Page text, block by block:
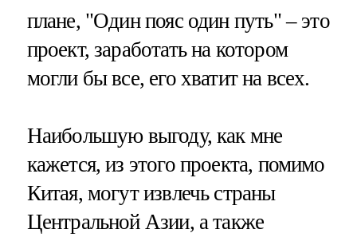
плане, "Один пояс один путь" – это
проект, заработать на котором
могли бы все, его хватит на всех.
Наибольшую выгоду, как мне
кажется, из этого проекта, помимо
Китая, могут извлечь страны
Центральной Азии, а также